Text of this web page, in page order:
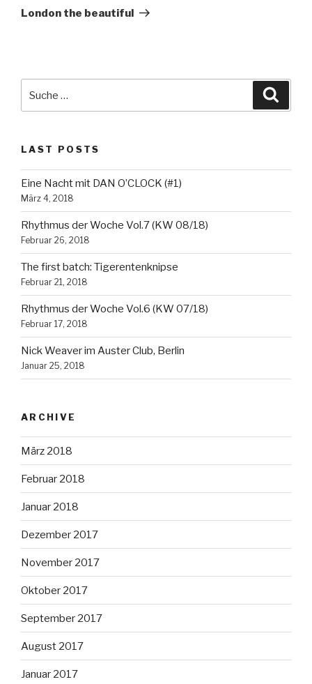
Beitrag
London the beautiful
LAST POSTS
Eine Nacht mit DAN O’CLOCK (#1)
März 4, 2018
Rhythmus der Woche Vol.7 (KW 08/18)
Februar 26, 2018
The first batch: Tigerentenknipse
Februar 21, 2018
Rhythmus der Woche Vol.6 (KW 07/18)
Februar 17, 2018
Nick Weaver im Auster Club, Berlin
Januar 25, 2018
ARCHIVE
März 2018
Februar 2018
Januar 2018
Dezember 2017
November 2017
Oktober 2017
September 2017
August 2017
Januar 2017